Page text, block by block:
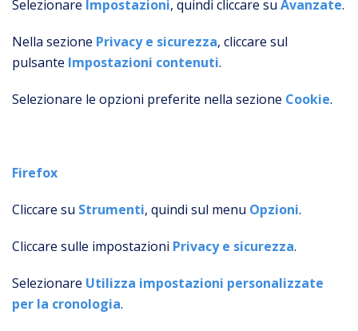
Selezionare Impostazioni, quindi cliccare su Avanzate.
Nella sezione Privacy e sicurezza, cliccare sul
pulsante Impostazioni contenuti.
Selezionare le opzioni preferite nella sezione Cookie.
Firefox
Cliccare su Strumenti, quindi sul menu Opzioni.
Cliccare sulle impostazioni Privacy e sicurezza.
Selezionare Utilizza impostazioni personalizzate
per la cronologia.